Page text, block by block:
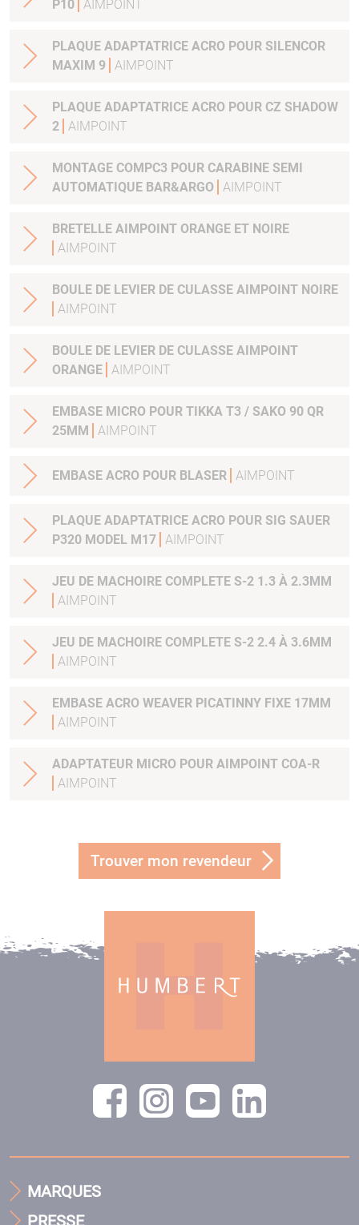
P10 AIMPOINT
PLAQUE ADAPTATRICE ACRO POUR SILENCOR
MAXIM 9
AIMPOINT
PLAQUE ADAPTATRICE ACRO POUR CZ SHADOW
2 AIMPOINT
MONTAGE COMPC3 POUR CARABINE SEMI
AUTOMATIQUE BAR&ARGO
AIMPOINT
BRETELLE AIMPOINT ORANGE ET NOIRE
AIMPOINT
BOULE DE LEVIER DE CULASSE AIMPOINT NOIRE
AIMPOINT
BOULE DE LEVIER DE CULASSE AIMPOINT
ORANGE AIMPOINT
EMBASE MICRO POUR TIKKA T3 / SAKO 90 QR
25MM
AIMPOINT
EMBASE ACRO POUR BLASER AIMPOINT
PLAQUE ADAPTATRICE ACRO POUR SIG SAUER
P320 MODEL M17 AIMPOINT
JEU DE MACHOIRE COMPLETE S-2 1.3 À 2.3MM
AIMPOINT
JEU DE MACHOIRE COMPLETE S-2 2.4 À 3.6MM
AIMPOINT
EMBASE ACRO WEAVER PICATINNY FIXE 17MM
AIMPOINT
ADAPTATEUR MICRO POUR AIMPOINT COA-R
AIMPOINT
Trouver mon revendeur
MARQUES
PRESSE